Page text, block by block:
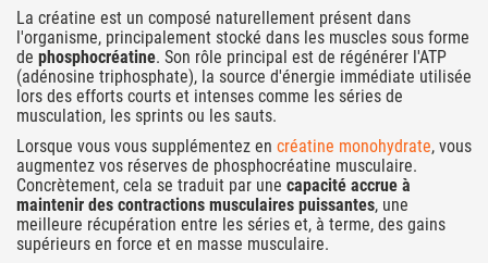
La créatine est un composé naturellement présent dans
l'organisme, principalement stocké dans les muscles sous forme
de phosphocréatine. Son rôle principal est de régénérer l'ATP
(adénosine triphosphate), la source d'énergie immédiate utilisée
lors des efforts courts et intenses comme les séries de
musculation, les sprints ou les sauts.
Lorsque vous vous supplémentez en créatine monohydrate, vous
augmentez vos réserves de phosphocréatine musculaire.
Concrètement, cela se traduit par une capacité accrue à
maintenir des contractions musculaires puissantes, une
meilleure récupération entre les séries et, à terme, des gains
supérieurs en force et en masse musculaire.